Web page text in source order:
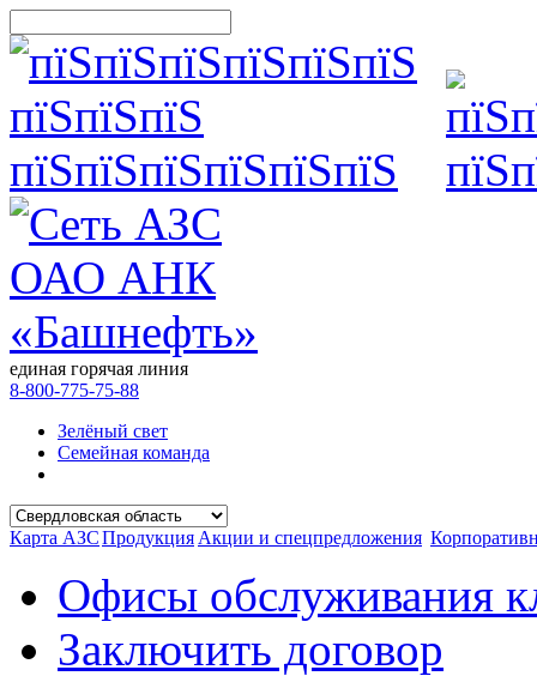
единая горячая линия
8-800-775-75-88
Зелёный свет
Семейная команда
Карта АЗСПродукция Акции и спецпредложения
Офисы обслуживания
Заключить договор